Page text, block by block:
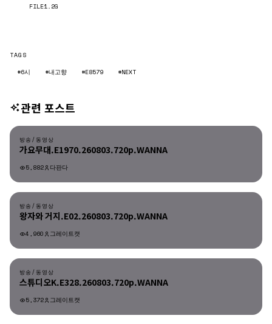
FILE1.2G
TAGS
#6시
#내고향 #E8579 #NEXT
관련 포스트
방송/동영상
방송/동영상
가요무대.E1970.260803.720p.WANNA
5,882 다판다
방송/동영상
왕자와 거지.E02.260803.720p.WANNA
4,960 그레이트캣
방송/동영상
스튜디오K.E328.260803.720p.WANNA
5,372 그레이트캣